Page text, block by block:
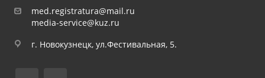
med.registratura@mail.ru
media-service@kuz.ru
г. Новокузнецк, ул.Фестивальная, 5.